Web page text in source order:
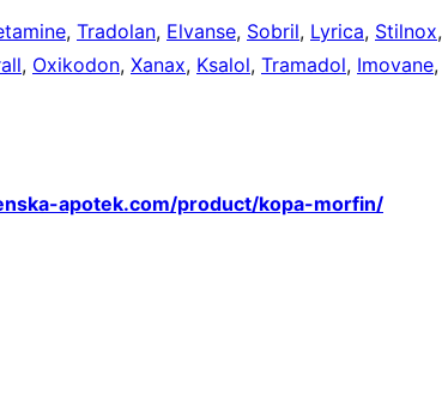
, Tradolan, Elvanse, Sobril, Lyrica, Stilnox,
, Oxikodon, Xanax, Ksalol, Tramadol, Imovane,
apotek.com/product/kopa-morfin/